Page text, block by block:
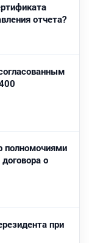
отчета?
полномочиями
о
при